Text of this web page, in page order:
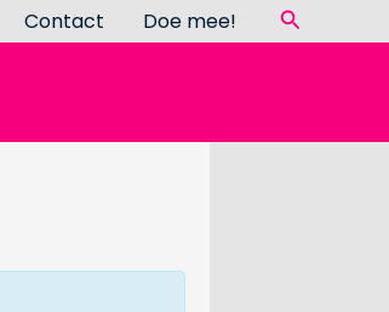
Contact Doe mee! Zoeken